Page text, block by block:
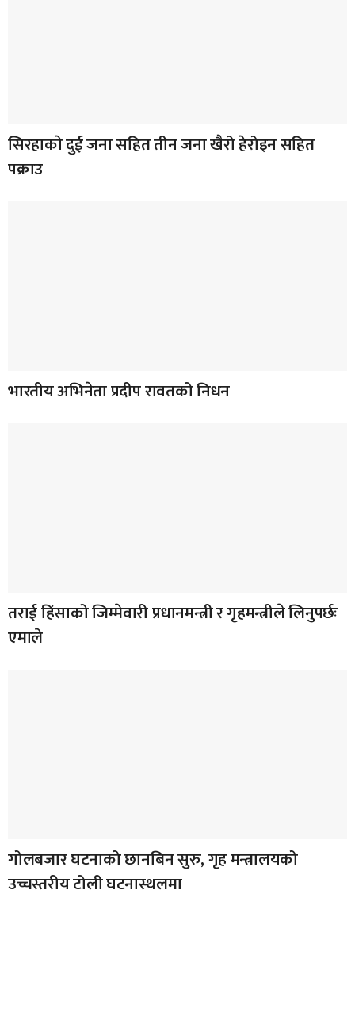
सिरहाकाे दुई जना सहित तीन जना खैरो हेरोइन सहित
पक्राउ
भारतीय अभिनेता प्रदीप रावतको निधन
तराई हिंसाको जिम्मेवारी प्रधानमन्त्री र गृहमन्त्रीले लिनुपर्छः
एमाले
गोलबजार घटनाको छानबिन सुरु, गृह मन्त्रालयको
उच्चस्तरीय टोली घटनास्थलमा